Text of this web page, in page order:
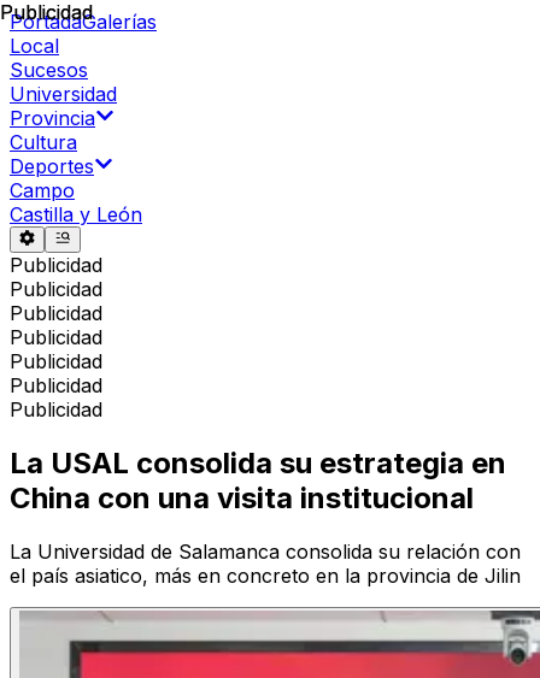
PortadaGalerías
Local
Sucesos
Universidad
Provincia
Cultura
Deportes
Campo
Castilla y León
Publicidad
Publicidad
Publicidad
Publicidad
Publicidad
Publicidad
Publicidad
Publicidad
La USAL consolida su estrategia en
China con una visita institucional
La Universidad de Salamanca consolida su relación con
el país asiatico, más en concreto en la provincia de Jilin
Publicidad